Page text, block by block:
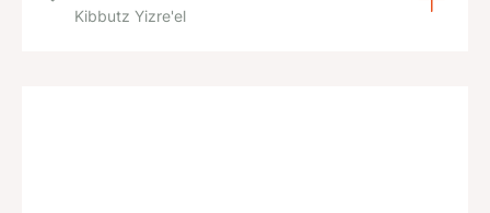
Kibbutz Yizre'el